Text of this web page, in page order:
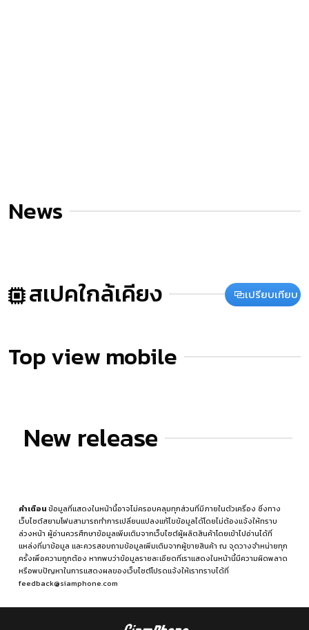
News
สเปคใกล้เคียง เปรียบเทียบ
Top view mobile
New release
คำเตือนข้อมูลที่แสดงในหน้านี้อาจไม่ครอบคลุมทุกส่วนที่มีภายในตัวเครื่อง ซึ่งทาง
เว็บไซต์สยามโฟนสามารถทำการเปลี่ยนแปลงแก้ไขข้อมูลได้โดยไม่ต้องแจ้งให้ทราบ
ล่วงหน้า ผู้อ่านควรศึกษาข้อมูลเพิ่มเติมจากเว็บไซต์ผู้ผลิตสินค้าโดยเข้าไปอ่านได้ที่
แหล่งที่มาข้อมูล และควรสอบถามข้อมูลเพิ่มเติมจากผู้ขายสินค้า ณ จุดวางจำหน่ายทุก
ครั้งเพื่อความถูกต้อง หากพบว่าข้อมูลรายละเอียดที่เราแสดงในหน้านี้มีความผิดพลาด
หรือพบปัญหาในการแสดงผลของเว็บไซต์โปรดแจ้งให้เราทราบได้ที่
feedback@siamphone.com